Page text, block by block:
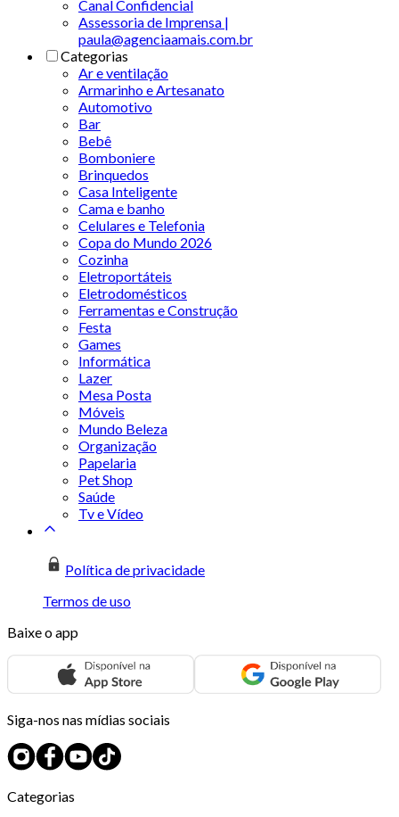
Canal Confidencial
Assessoria de Imprensa |
paula@agenciaamais.com.br
Categorias
Ar e ventilação
Armarinho e Artesanato
Automotivo
Bar
Bebê
Bomboniere
Brinquedos
Casa Inteligente
Cama e banho
Celulares e Telefonia
Copa do Mundo 2026
Cozinha
Eletroportáteis
Eletrodomésticos
Ferramentas e Construção
Festa
Games
Informática
Lazer
Mesa Posta
Móveis
Mundo Beleza
Organização
Papelaria
Pet Shop
Saúde
Tv e Vídeo
Política de privacidade
Termos de uso
Baixe o app
Siga-nos nas mídias sociais
Categorias